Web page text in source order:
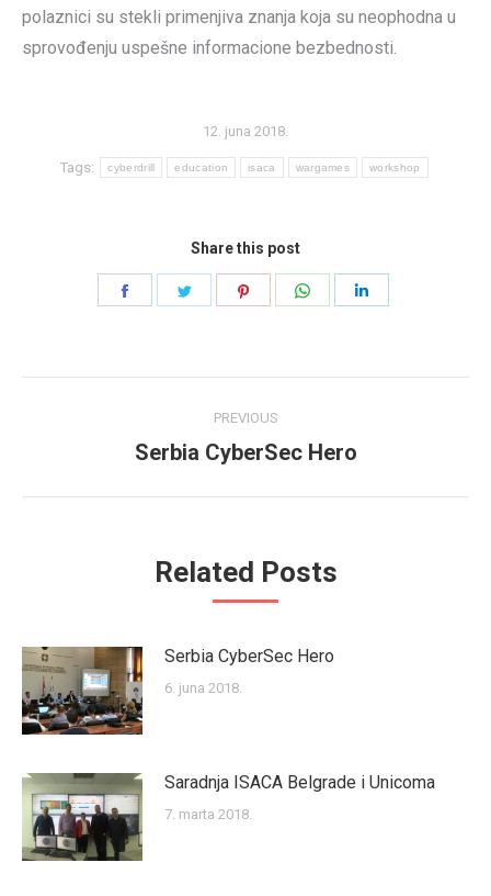
polaznici su stekli primenjiva znanja koja su neophodna u
sprovođenju uspešne informacione bezbednosti.
12. juna 2018.
Tags: cyberdrill education isaca wargames workshop
Share this post
Share
Share
navigation
PREVIOUS
Previous
Serbia CyberSec Hero
Related Posts
Serbia CyberSec Hero
6. juna 2018.
Saradnja ISACA Belgrade i Unicoma
7. marta 2018.